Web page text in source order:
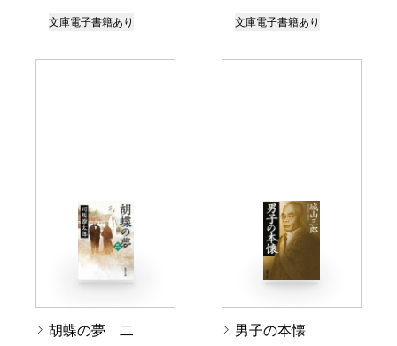
文庫電子書籍あり 文庫電子書籍あり
胡蝶の夢 二 男子の本懐